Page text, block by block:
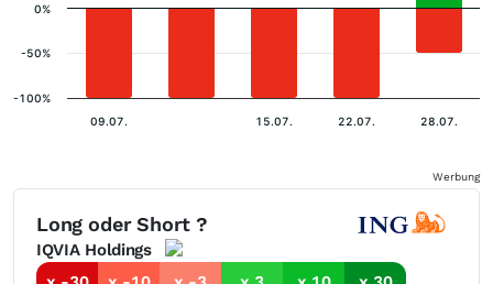
09.07. 15.07. 22.07. 28.07.
-100%
-50%
0%
Werbung
Long oder Short ?
IQVIA Holdings